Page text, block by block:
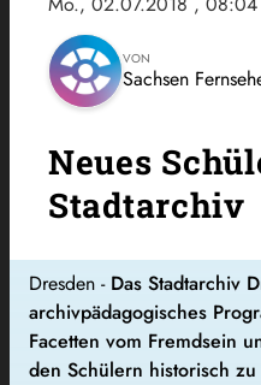
VON
Sachsen
Neues
Stadtarchiv
Dresden - Das Stadtarchiv
archivpädagogisches
Facetten vom Fremdsein
den Schülern historisch